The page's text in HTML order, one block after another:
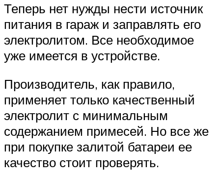
Теперь нет нужды нести источник
питания в гараж и заправлять его
электролитом. Все необходимое
уже имеется в устройстве.
Производитель, как правило,
применяет только качественный
электролит с минимальным
содержанием примесей. Но все же
при покупке залитой батареи ее
качество стоит проверять.